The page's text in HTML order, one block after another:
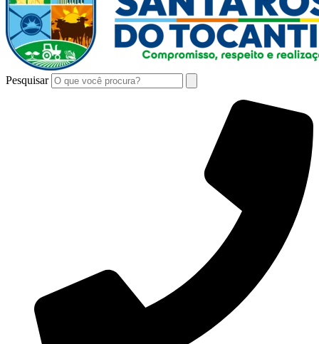
Pesquisar